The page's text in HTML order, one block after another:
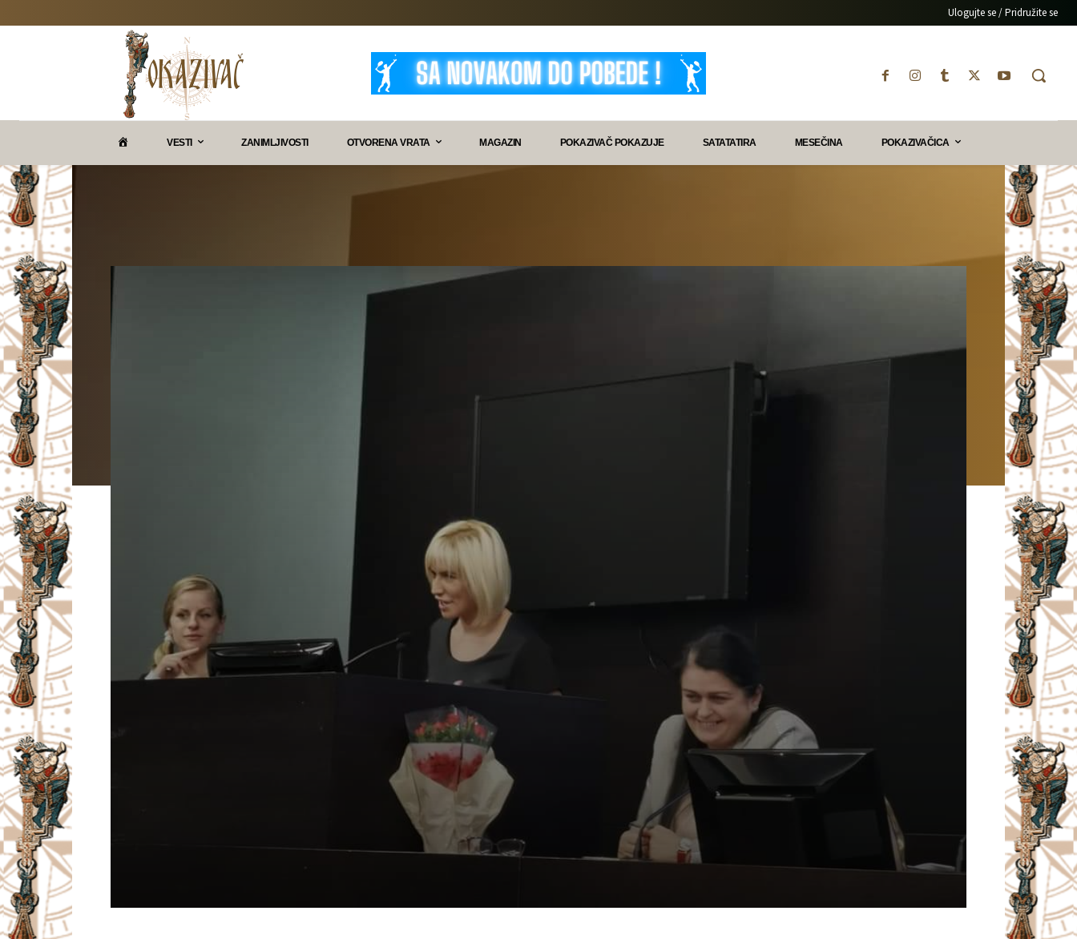
Ulogujte se / Pridružite se
VESTI ZANIMLJIVOSTI OTVORENA VRATA MAGAZIN POKAZIVAČ POKAZUJE SATATATIRA MESEČINA POKAZIVAČICA